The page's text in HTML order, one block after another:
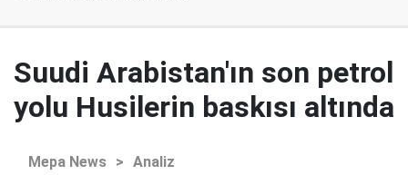
Suudi Arabistan'ın son petrol
yolu Husilerin baskısı altında
Mepa News > Analiz